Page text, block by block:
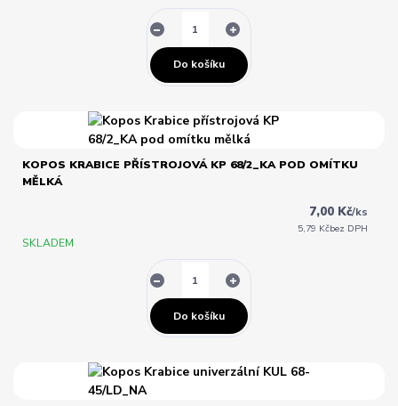
Do košíku
KOPOS KRABICE PŘÍSTROJOVÁ KP 68/2_KA POD OMÍTKU
MĚLKÁ
7,00 Kč/ks
5,79 Kčbez DPH
SKLADEM
Do košíku